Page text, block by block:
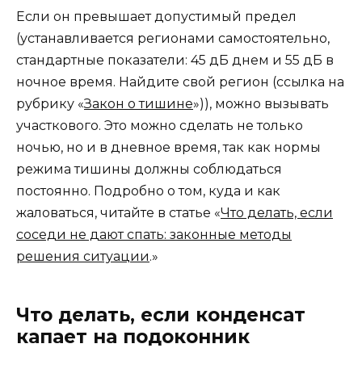
Если он превышает допустимый предел
(устанавливается регионами самостоятельно,
стандартные показатели: 45 дБ днем и 55 дБ в
ночное время. Найдите свой регион (ссылка на
рубрику «Закон о тишине»)), можно вызывать
участкового. Это можно сделать не только
ночью, но и в дневное время, так как нормы
режима тишины должны соблюдаться
постоянно. Подробно о том, куда и как
жаловаться, читайте в статье «Что делать, если
соседи не дают спать: законные методы
решения ситуации.»
Что делать, если конденсат
капает на подоконник